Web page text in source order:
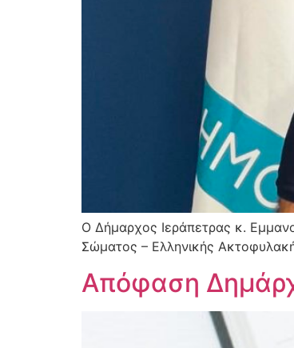
Ο Δήμαρχος Ιεράπετρας κ.
Σώματος – Ελληνικής
Απόφαση